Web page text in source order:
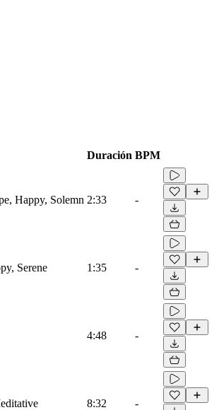
Duración BPM
Happy, Solemn 2:33 -
Serene 1:35 -
4:48 -
8:32 -